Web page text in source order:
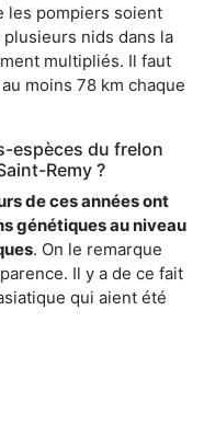
les pompiers soient
nids dans la
multipliés. Il faut
moins 78 km chaque
espèces du frelon
Remy ?
de ces années ont
génétiques au niveau
. On le remarque
Il y a de ce fait
qui aient été